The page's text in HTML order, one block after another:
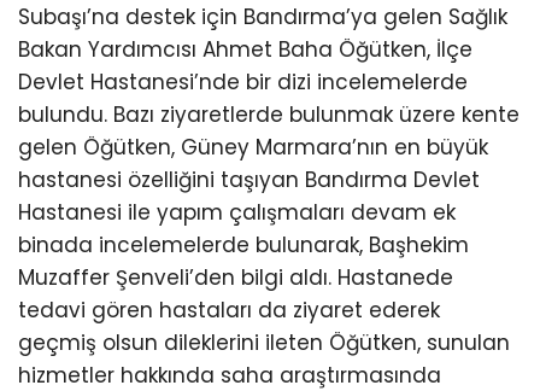
Subaşı’na destek için Bandırma’ya gelen Sağlık
Bakan Yardımcısı Ahmet Baha Öğütken, İlçe
Devlet Hastanesi’nde bir dizi incelemelerde
bulundu. Bazı ziyaretlerde bulunmak üzere kente
gelen Öğütken, Güney Marmara’nın en büyük
hastanesi özelliğini taşıyan Bandırma Devlet
Hastanesi ile yapım çalışmaları devam ek
binada incelemelerde bulunarak, Başhekim
Muzaffer Şenveli’den bilgi aldı. Hastanede
tedavi gören hastaları da ziyaret ederek
geçmiş olsun dileklerini ileten Öğütken, sunulan
hizmetler hakkında saha araştırmasında